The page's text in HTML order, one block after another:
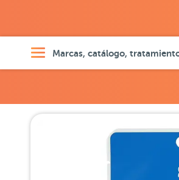
Marcas, catálogo,